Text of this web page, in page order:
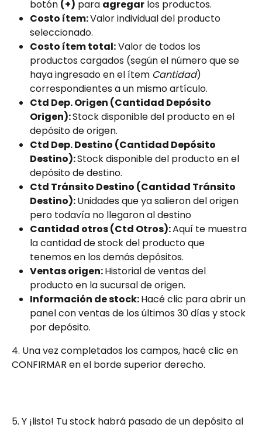
botón (+) para agregar los productos.
Costo ítem: Valor individual del producto
seleccionado.
Costo ítem total: Valor de todos los
productos cargados (según el número que se
haya ingresado en el ítem Cantidad)
correspondientes a un mismo artículo.
Ctd Dep. Origen (Cantidad Depósito
Origen): Stock disponible del producto en el
depósito de origen.
Ctd Dep. Destino (Cantidad Depósito
Destino): Stock disponible del producto en el
depósito de destino.
Ctd Tránsito Destino (Cantidad Tránsito
Destino): Unidades que ya salieron del origen
pero todavía no llegaron al destino
Cantidad otros (Ctd Otros): Aquí te muestra
la cantidad de stock del producto que
tenemos en los demás depósitos.
Ventas origen: Historial de ventas del
producto en la sucursal de origen.
Información de stock: Hacé clic para abrir un
panel con ventas de los últimos 30 días y stock
por depósito.
4. Una vez completados los campos, hacé clic en
CONFIRMAR en el borde superior derecho.
5. Y ¡listo! Tu stock habrá pasado de un depósito al